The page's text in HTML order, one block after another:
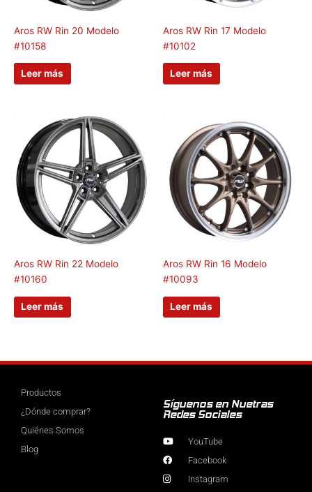
Aros RW Rin 20 Modelo
#10158
Leer más
Aros RW Rin 17 Modelo
#10102
Leer más
Aros RW Rin 22 Modelo
#10160
Leer más
Aros RW Rin 16 Modelo
#10093
Leer más
Productos
¿Dónde comprar?
Quiénes Somos
Blog
Síguenos en Nuetras
Redes Sociales
YouTube
Facebook
Instagram